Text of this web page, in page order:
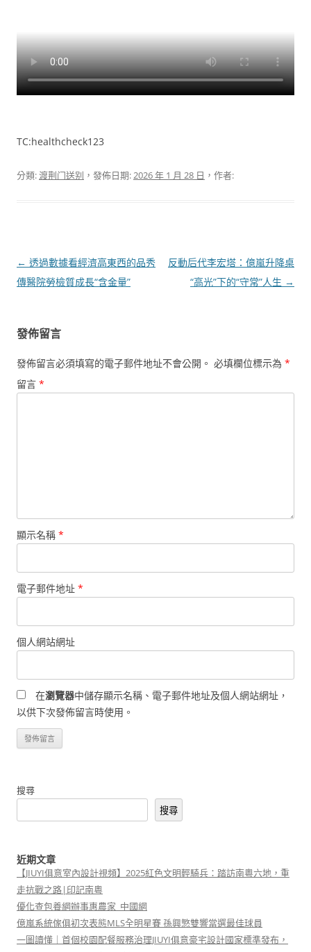
TC:healthcheck123
分類:渡荆门送别 ，發佈日期:2026 年 1 月 28 日 ，作者:
文
章
← 透過數據看經濟高東西的品秀
傳醫院勞檢質成長“含金量”
反動后代李宏塔：億嵐升降桌
“高光”下的“守常”人生 →
發佈留言
發佈留言必須填寫的電子郵件地址不會公開。 必填欄位標示為 *
留言 *
顯示名稱 *
電子郵件地址 *
個人網站網址
在瀏覽器中儲存顯示名稱、電子郵件地址及個人網站網址，
以供下次發佈留言時使用。
搜尋
搜尋
近期文章
【JIUYI俱意室內設計視頻】2025紅色文明輕騎兵：踏訪南粵六地，重
走抗戰之路|印記南粵
優化查包養網辦事惠農家_中國網
億嵐系統傢俱初次表態MLS全明星賽 孫興慜雙響當選最佳球員
一圖讀懂｜首個校園配餐服務治理JIUYI俱意豪宅設計國家標準發布，